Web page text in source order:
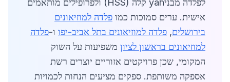
לפלדה מבניyah קלה (HSS) ולפרופילים מותאמים
אישית. ערים סמוכות כמו פלדה למוזיאונים
בירושלים, פלדה למוזיאונים בתל אביב-יפו ו-פלדה
למוזיאונים בראשון לציון משפיעות על השוק
המקומי, שכן פרויקטים אזוריים יוצרים רשת
אספקה משותפת. ספקים מציעים הנחות לכמויות